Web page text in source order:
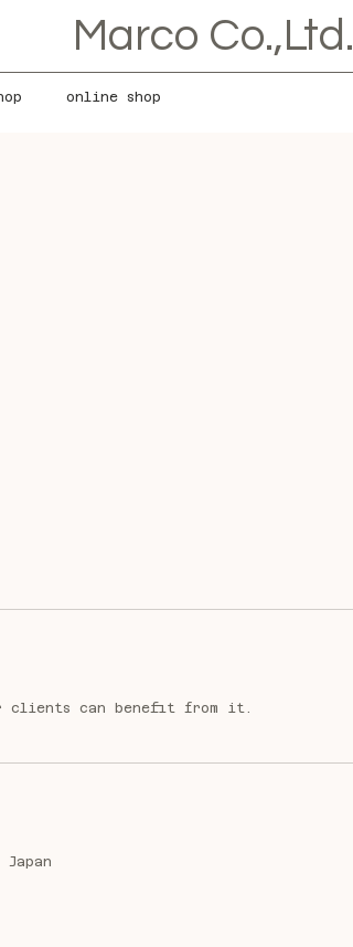
Marco Co.,Ltd.
online shop
clients can benefit from it.